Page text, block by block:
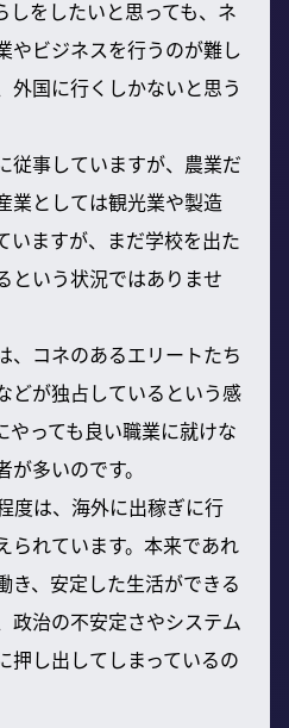
しをしたいと思っても、ネ
やビジネスを行うのが難し
外国に行くしかないと思う
従事していますが、農業だ
業としては観光業や製造
いますが、まだ学校を出た
という状況ではありませ
、コネのあるエリートたち
どが独占しているという感
やっても良い職業に就けな
多いのです。
度は、海外に出稼ぎに行
られています。本来であれ
き、安定した生活ができる
政治の不安定さやシステム
押し出してしまっているの